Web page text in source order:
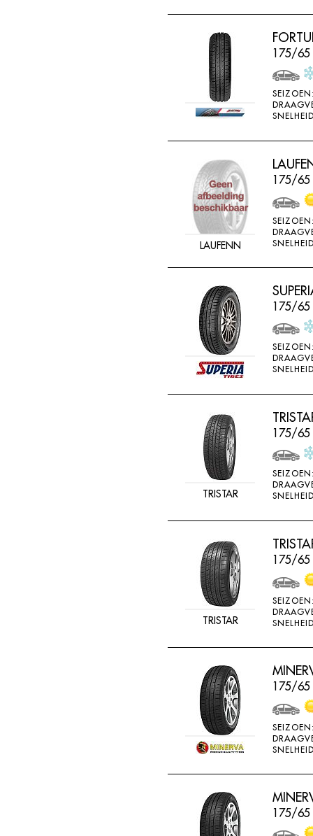
175/65
LAUFENN
175/65
175/65
TRISTAR
175/65
TRISTAR
175/65
175/65
175/65